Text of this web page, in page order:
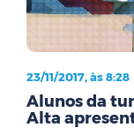
23/11/2017, às 8:28
Alunos da
Alta